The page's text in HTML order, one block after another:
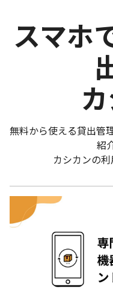
スマホ
無料から使える貸出管
紹
カシカンの